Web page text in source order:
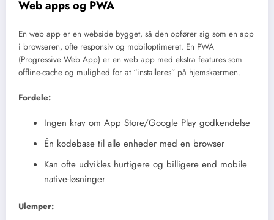
Web apps og PWA
En web app er en webside bygget, så den opfører sig som en app
i browseren, ofte responsiv og mobiloptimeret. En PWA
(Progressive Web App) er en web app med ekstra features som
offline-cache og mulighed for at “installeres” på hjemskærmen.
Fordele:
Ingen krav om App Store/Google Play godkendelse
Én kodebase til alle enheder med en browser
Kan ofte udvikles hurtigere og billigere end mobile
native-løsninger
Ulemper: